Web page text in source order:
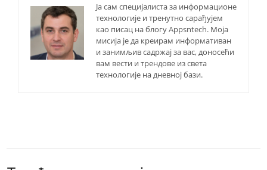
Ја сам специјалиста за информационе
технологије и тренутно сарађујем
као писац на блогу Appsntech. Моја
мисија је да креирам информативан
и занимљив садржај за вас, доносећи
вам вести и трендове из света
технологије на дневној бази.